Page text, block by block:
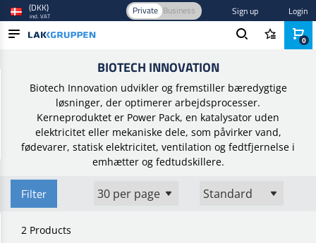
BRANDS
(DKK)
incl. VAT Private Business Sign up Login
BIOTECH INNOVATION
Biotech Innovation udvikler og fremstiller bæredygtige
løsninger, der optimerer arbejdsprocesser.
Kerneproduktet er Power Pack, en katalysator uden
elektricitet eller mekaniske dele, som påvirker vand,
fødevarer, statisk elektricitet, ventilation og fedtfjernelse i
emhætter og fedtudskillere.
Filter
2 Products
0